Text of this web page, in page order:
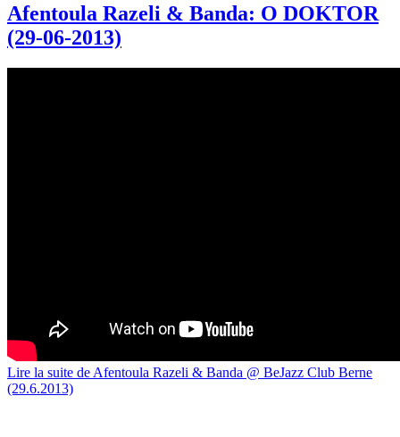
Afentoula Razeli & Banda: O DOKTOR
(29-06-2013)
Lire la suite de Afentoula Razeli & Banda @ BeJazz Club Berne
(29.6.2013)